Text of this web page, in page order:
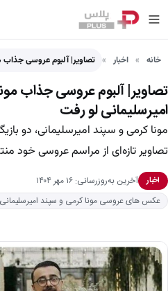
خانه اخبار تصاویر| آلبوم عروسی جذاب
تصاویر| آلبوم عروسی جذاب
امیرسلیمانی لو رفت
مونا کرمی و سپند امیرسلیمانی، دو
تصاویر تازه‌ای از مراسم عروسی خود
اخبار
آخرین به‌روزرسانی: ۱۶ مهر ۱۴۰۴
عکس های عروسی مونا کرمی و سپند امیرسلیمانی